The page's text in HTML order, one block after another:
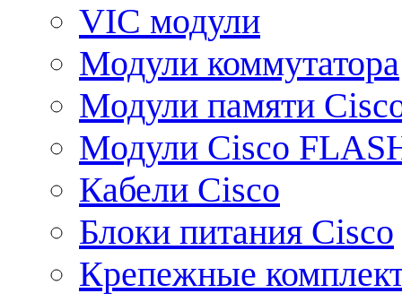
VIC модули
Модули коммутатора
Модули памяти
Модули Cisco
Кабели Cisco
Блоки питания Cisco
Крепежные